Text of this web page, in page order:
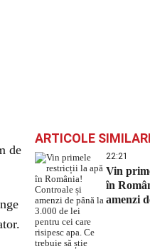
de
ARTICOLE
22:21
Vin
în
amenzi